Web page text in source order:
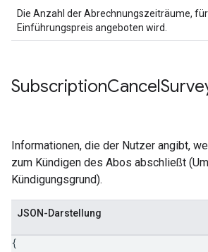
Die Anzahl der Abrechnungszeiträume,
Einführungspreis angeboten wird.
SubscriptionCancel
Informationen, die der Nutzer angibt,
zum Kündigen des Abos abschließt
Kündigungsgrund).
JSON-Darstellung
{